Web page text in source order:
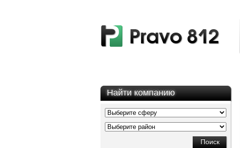
Найти компанию